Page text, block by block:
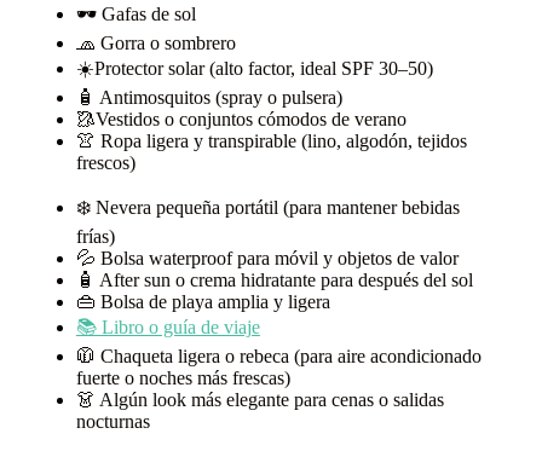
🕶️ Gafas de sol
🧢 Gorra o sombrero
☀️Protector solar (alto factor, ideal SPF 30–50)
🧴 Antimosquitos (spray o pulsera)
🥻Vestidos o conjuntos cómodos de verano
👚 Ropa ligera y transpirable (lino, algodón, tejidos
frescos)
❄️ Nevera pequeña portátil (para mantener bebidas
frías)
💦 Bolsa waterproof para móvil y objetos de valor
🧴 After sun o crema hidratante para después del sol
👜 Bolsa de playa amplia y ligera
📚 Libro o guía de viaje
🧥 Chaqueta ligera o rebeca (para aire acondicionado
fuerte o noches más frescas)
👗 Algún look más elegante para cenas o salidas
nocturnas